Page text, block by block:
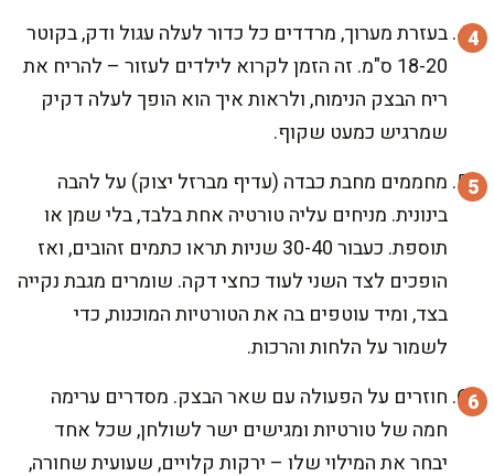
בעזרת מערוך, מרדדים כל כדור לעלה עגול ודק, בקוטר
18-20 ס"מ. זה הזמן לקרוא לילדים לעזור – להריח את
ריח הבצק הנימוח, ולראות איך הוא הופך לעלה דקיק
שמרגיש כמעט שקוף.
מחממים מחבת כבדה (עדיף מברזל יצוק) על להבה
בינונית. מניחים עליה טורטיה אחת בלבד, בלי שמן או
תוספת. כעבור 30-40 שניות תראו כתמים זהובים, ואז
הופכים לצד השני לעוד כחצי דקה. שומרים מגבת נקייה
בצד, ומיד עוטפים בה את הטורטיות המוכנות, כדי
לשמור על הלחות והרכות.
חוזרים על הפעולה עם שאר הבצק. מסדרים ערימה
חמה של טורטיות ומגישים ישר לשולחן, שכל אחד
יבחר את המילוי שלו – ירקות קלויים, שעועית שחורה,